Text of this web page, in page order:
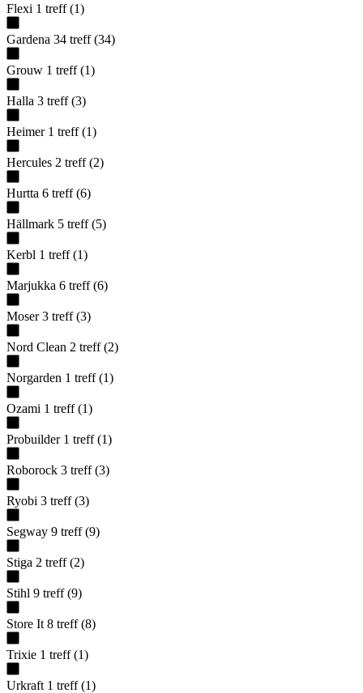
Flexi 1 treff (1)
Gardena 34 treff (34)
Grouw 1 treff (1)
Halla 3 treff (3)
Heimer 1 treff (1)
Hercules 2 treff (2)
Hurtta 6 treff (6)
Hällmark 5 treff (5)
Kerbl 1 treff (1)
Marjukka 6 treff (6)
Moser 3 treff (3)
Nord Clean 2 treff (2)
Norgarden 1 treff (1)
Ozami 1 treff (1)
Probuilder 1 treff (1)
Roborock 3 treff (3)
Ryobi 3 treff (3)
Segway 9 treff (9)
Stiga 2 treff (2)
Stihl 9 treff (9)
Store It 8 treff (8)
Trixie 1 treff (1)
Urkraft 1 treff (1)